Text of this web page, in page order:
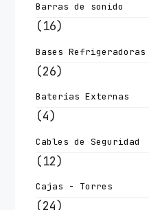
Barras de sonido
(16)
Bases Refrigeradoras
(26)
Baterías Externas
(4)
Cables de Seguridad
(12)
Cajas - Torres
(24)